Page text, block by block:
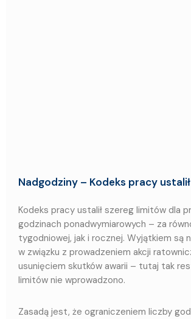
Nadgodziny – Kodeks pracy
Kodeks pracy ustalił szereg limitów dla
godzinach ponadwymiarowych – za
tygodniowej, jak i rocznej. Wyjątkiem są
w związku z prowadzeniem akcji
usunięciem skutków awarii – tutaj tak
limitów nie wprowadzono.
Zasadą jest, że ograniczeniem liczby